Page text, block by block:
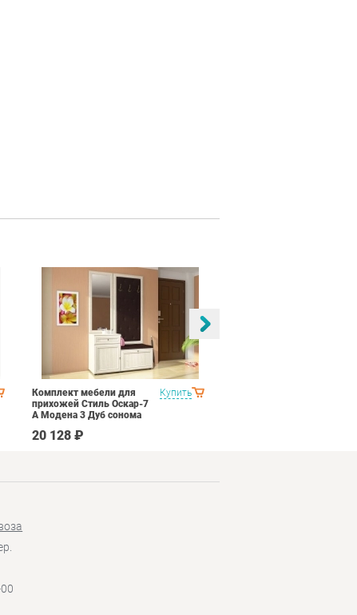
Купить
Комплект мебели для
прихожей Стиль Оскар-7
А Модена 3 Дуб сонома
20 128 ₽